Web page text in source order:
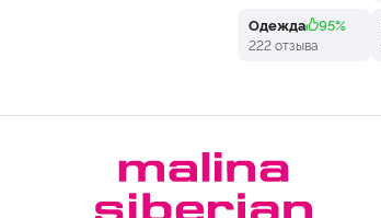
Одежда 95%
222 отзыва